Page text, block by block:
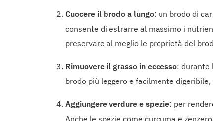
Cuocere il brodo a lungo: un brodo di
consente di estrarre al massimo i
preservare al meglio le proprietà del
Rimuovere il grasso in eccesso: durante
brodo più leggero e facilmente
Aggiungere verdure e spezie: per
Anche le spezie come curcuma e